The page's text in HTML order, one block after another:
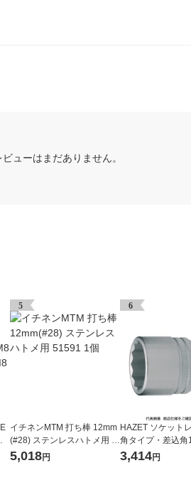
ューはまだありません。
5
イチネンMTM 打ち棒 12mm
(#28) ステンレスハトメ用 5
1591 1個
5,018円
6
HAZET ソケット
角タイプ・差込角
対辺寸法24mm
3,414円